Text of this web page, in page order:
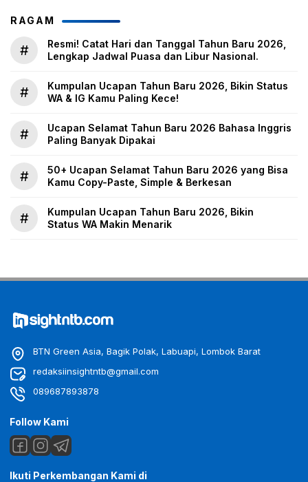
RAGAM
#
Resmi! Catat Hari dan Tanggal Tahun Baru 2026,
Lengkap Jadwal Puasa dan Libur Nasional.
#
Kumpulan Ucapan Tahun Baru 2026, Bikin Status
WA & IG Kamu Paling Kece!
#
Ucapan Selamat Tahun Baru 2026 Bahasa Inggris
Paling Banyak Dipakai
#
50+ Ucapan Selamat Tahun Baru 2026 yang Bisa
Kamu Copy-Paste, Simple & Berkesan
#
Kumpulan Ucapan Tahun Baru 2026, Bikin
Status WA Makin Menarik
BTN Green Asia, Bagik Polak, Labuapi, Lombok Barat
redaksiinsightntb@gmail.com
089687893878
Follow Kami
Ikuti Perkembangan Kami di